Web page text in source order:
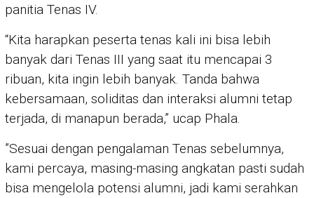
panitia Tenas IV.
“Kita harapkan peserta tenas kali ini bisa lebih
banyak dari Tenas III yang saat itu mencapai 3
ribuan, kita ingin lebih banyak. Tanda bahwa
kebersamaan, soliditas dan interaksi alumni tetap
terjada, di manapun berada,” ucap Phala.
”Sesuai dengan pengalaman Tenas sebelumnya,
kami percaya, masing-masing angkatan pasti sudah
bisa mengelola potensi alumni, jadi kami serahkan